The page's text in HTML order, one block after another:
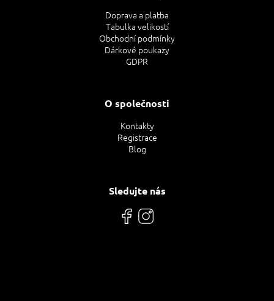
Doprava a platba
Tabulka velikostí
Obchodní podmínky
Dárkové poukazy
GDPR
O společnosti
Kontakty
Registrace
Blog
Sledujte nás